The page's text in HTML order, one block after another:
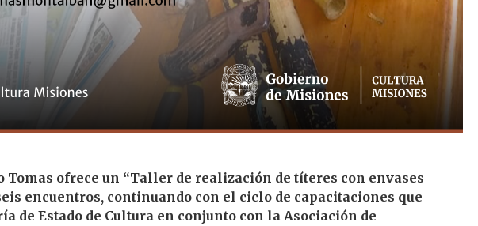
ofrece un “Taller de realización de títeres con envases
encuentros, continuando con el ciclo de capacitaciones que
de Estado de Cultura en conjunto con la Asociación de